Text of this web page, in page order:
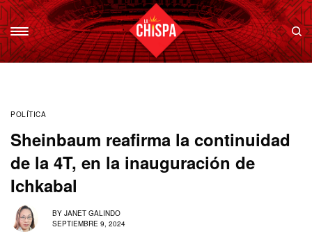
POLÍTICA
Sheinbaum reafirma la continuidad
de la 4T, en la inauguración de
Ichkabal
BY JANET GALINDO
SEPTIEMBRE 9, 2024